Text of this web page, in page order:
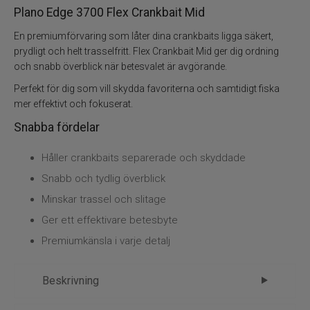
Flugbindning
Flugfiske
Vinterfiske
Trolling
Specimenfiske
Plano Edge 3700 Flex Crankbait Mid
En premiumförvaring som låter dina crankbaits ligga säkert,
prydligt och helt trasselfritt. Flex Crankbait Mid ger dig ordning
och snabb överblick när betesvalet är avgörande.
Perfekt för dig som vill skydda favoriterna och samtidigt fiska
mer effektivt och fokuserat.
Snabba fördelar
Håller crankbaits separerade och skyddade
Snabb och tydlig överblick
Minskar trassel och slitage
Ger ett effektivare betesbyte
Premiumkänsla i varje detalj
Beskrivning